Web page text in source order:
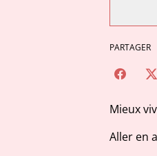
PARTAGER
Mieux
Aller en